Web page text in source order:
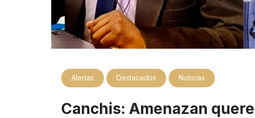
Alertas Destacados Noticias
Canchis: Amenazan